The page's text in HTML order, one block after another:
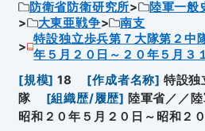
防衛省防衛研究所 陸軍一般
大東亜戦争
南支
特設独立歩兵第７大隊第２
年５月２０日～２０年５月３
[規模] 18 [作成者名称] 特設独
隊
[組織歴/履歴] 陸軍省／／
昭和２０年５月２０日～昭和２